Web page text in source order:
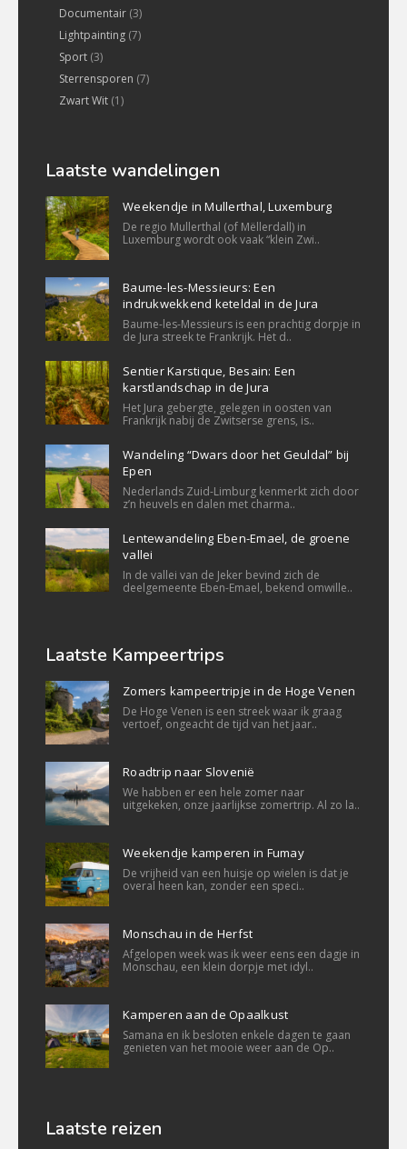
Documentair (3)
Lightpainting (7)
Sport (3)
Sterrensporen (7)
Zwart Wit (1)
Laatste wandelingen
Weekendje in Mullerthal, Luxemburg
De regio Mullerthal (of Mëllerdall) in
Luxemburg wordt ook vaak “klein Zwi..
Baume-les-Messieurs: Een
indrukwekkend keteldal in de Jura
Baume-les-Messieurs is een prachtig dorpje in
de Jura streek te Frankrijk. Het d..
Sentier Karstique, Besain: Een
karstlandschap in de Jura
Het Jura gebergte, gelegen in oosten van
Frankrijk nabij de Zwitserse grens, is..
Wandeling “Dwars door het Geuldal” bij
Epen
Nederlands Zuid-Limburg kenmerkt zich door
z’n heuvels en dalen met charma..
Lentewandeling Eben-Emael, de groene
vallei
In de vallei van de Jeker bevind zich de
deelgemeente Eben-Emael, bekend omwille..
Laatste Kampeertrips
Zomers kampeertripje in de Hoge Venen
De Hoge Venen is een streek waar ik graag
vertoef, ongeacht de tijd van het jaar..
Roadtrip naar Slovenië
We habben er een hele zomer naar
uitgekeken, onze jaarlijkse zomertrip. Al zo la..
Weekendje kamperen in Fumay
De vrijheid van een huisje op wielen is dat je
overal heen kan, zonder een speci..
Monschau in de Herfst
Afgelopen week was ik weer eens een dagje in
Monschau, een klein dorpje met idyl..
Kamperen aan de Opaalkust
Samana en ik besloten enkele dagen te gaan
genieten van het mooie weer aan de Op..
Laatste reizen